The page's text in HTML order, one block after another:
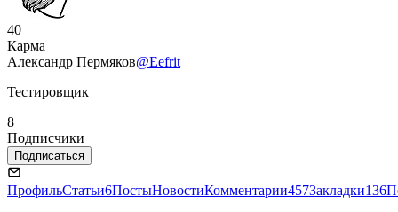
40
Карма
Александр Пермяков@Eefrit
Тестировщик
8
Подписчики
Подписаться
ПрофильСтатьи6ПостыНовостиКомментарии457Закладки136